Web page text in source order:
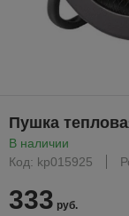
Пушка
В наличии
Код: kp015925
333 руб.